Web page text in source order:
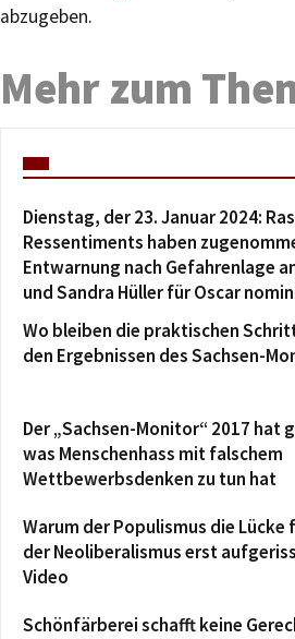
abzugeben.
Mehr zum
Dienstag, der 23. Januar 2024:
Ressentiments haben
Entwarnung nach Gefahrenlage
und Sandra Hüller für Oscar
Wo bleiben die praktischen
den Ergebnissen des Sachsen-
Der „Sachsen-Monitor“ 2017 hat
was Menschenhass mit falschem
Wettbewerbsdenken zu tun hat
Warum der Populismus die Lücke
der Neoliberalismus erst
Video
Schönfärberei schafft keine